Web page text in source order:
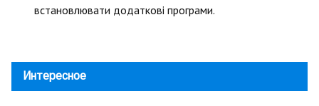
встановлювати додаткові програми.
Интересное